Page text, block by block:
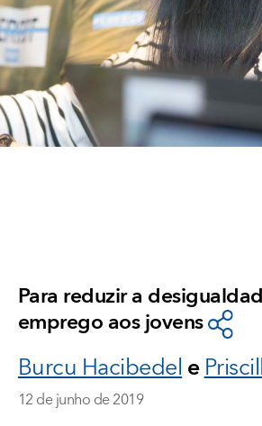
Para reduzir a
emprego aos jovens
Burcu Hacibedele
12 de junho de 2019